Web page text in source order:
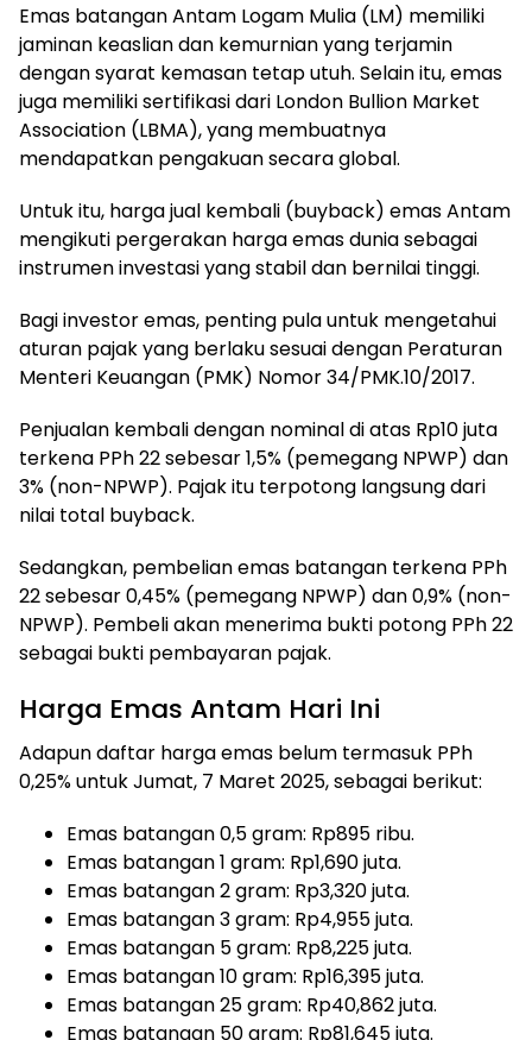
Emas batangan Antam Logam Mulia (LM) memiliki
jaminan keaslian dan kemurnian yang terjamin
dengan syarat kemasan tetap utuh. Selain itu, emas
juga memiliki sertifikasi dari London Bullion Market
Association (LBMA), yang membuatnya
mendapatkan pengakuan secara global.
Untuk itu, harga jual kembali (buyback) emas Antam
mengikuti pergerakan harga emas dunia sebagai
instrumen investasi yang stabil dan bernilai tinggi.
Bagi investor emas, penting pula untuk mengetahui
aturan pajak yang berlaku sesuai dengan Peraturan
Menteri Keuangan (PMK) Nomor 34/PMK.10/2017.
Penjualan kembali dengan nominal di atas Rp10 juta
terkena PPh 22 sebesar 1,5% (pemegang NPWP) dan
3% (non-NPWP). Pajak itu terpotong langsung dari
nilai total buyback.
Sedangkan, pembelian emas batangan terkena PPh
22 sebesar 0,45% (pemegang NPWP) dan 0,9% (non-
NPWP). Pembeli akan menerima bukti potong PPh 22
sebagai bukti pembayaran pajak.
Harga Emas Antam Hari Ini
Adapun daftar harga emas belum termasuk PPh
0,25% untuk Jumat, 7 Maret 2025, sebagai berikut:
Emas batangan 0,5 gram: Rp895 ribu.
Emas batangan 1 gram: Rp1,690 juta.
Emas batangan 2 gram: Rp3,320 juta.
Emas batangan 3 gram: Rp4,955 juta.
Emas batangan 5 gram: Rp8,225 juta.
Emas batangan 10 gram: Rp16,395 juta.
Emas batangan 25 gram: Rp40,862 juta.
Emas batangan 50 gram: Rp81,645 juta.